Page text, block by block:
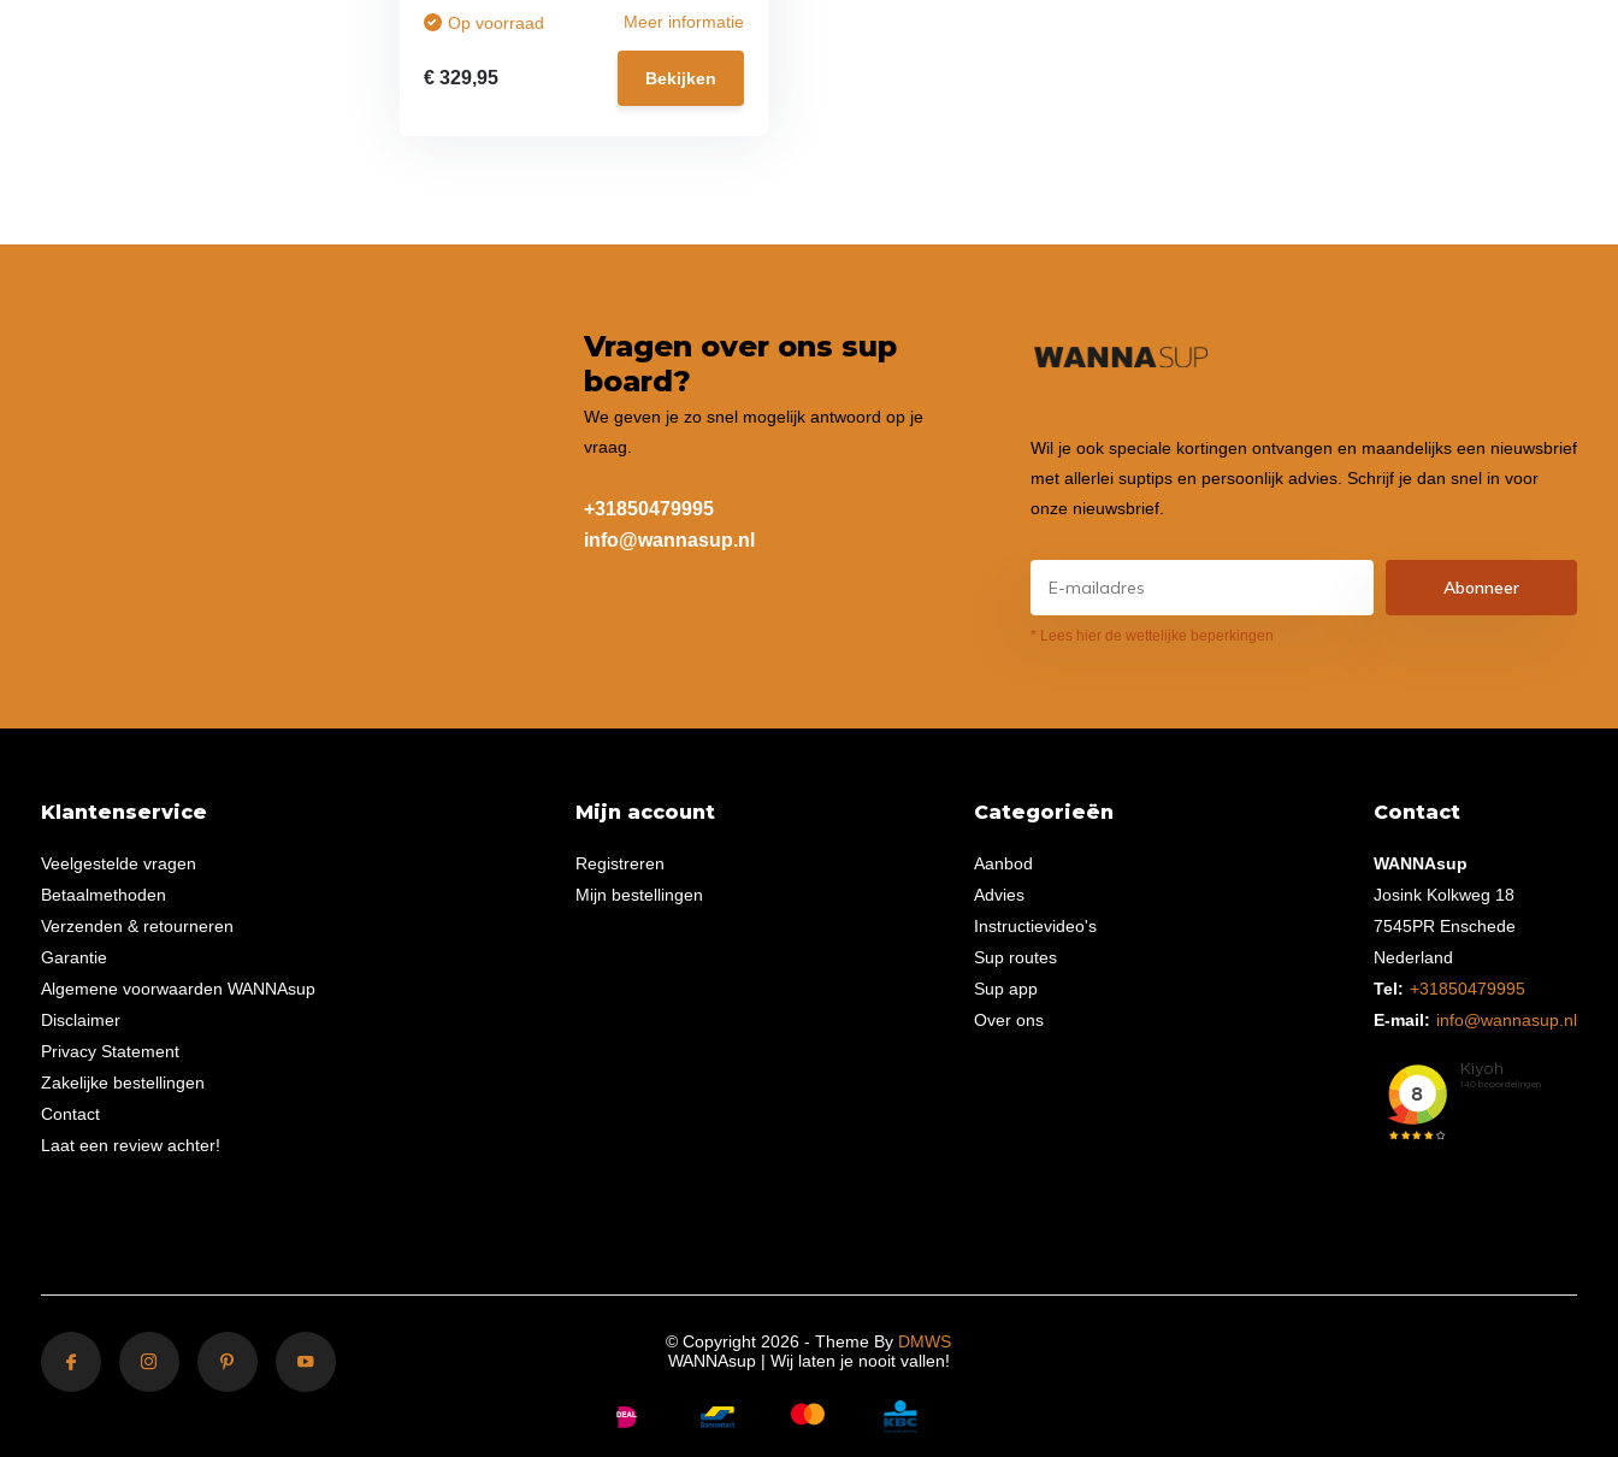
Op voorraad Meer informatie
€ 329,95 Bekijken
Vragen over ons sup
board?
We geven je zo snel mogelijk antwoord op je
vraag.
+31850479995
info@wannasup.nl
Wil je ook speciale kortingen ontvangen en maandelijks een nieuwsbrief
met allerlei suptips en persoonlijk advies. Schrijf je dan snel in voor
onze nieuwsbrief.
Abonneer
* Lees hier de wettelijke beperkingen
Klantenservice
Veelgestelde vragen
Betaalmethoden
Verzenden & retourneren
Garantie
Algemene voorwaarden WANNAsup
Disclaimer
Privacy Statement
Zakelijke bestellingen
Contact
Laat een review achter!
Mijn account
Registreren
Mijn bestellingen
Categorieën
Aanbod
Advies
Instructievideo's
Sup routes
Sup app
Over ons
Contact
WANNAsup
Josink Kolkweg 18
7545PR Enschede
Nederland
Tel: +31850479995
E-mail: info@wannasup.nl
© Copyright 2026 - Theme By DMWS
WANNAsup | Wij laten je nooit vallen!